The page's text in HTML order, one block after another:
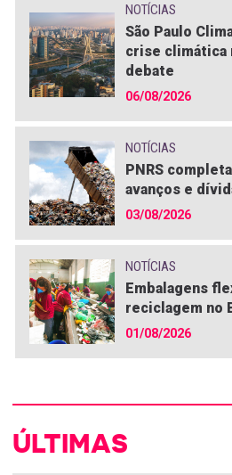
NOTÍCIAS
São Paulo
crise climática
debate
06/08/2026
NOTÍCIAS
PNRS
avanços e
03/08/2026
NOTÍCIAS
Embalagens
reciclagem no
01/08/2026
ÚLTIMAS